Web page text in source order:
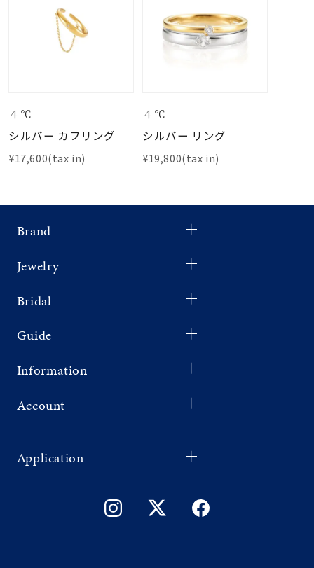
４℃
シルバー カフリング
¥17,600(tax in)
４℃
シルバー リング
¥19,800(tax in)
Brand
Jewelry
Bridal
Guide
Information
Account
Application